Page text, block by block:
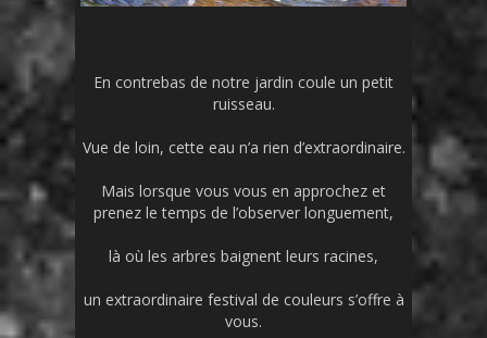
En contrebas de notre jardin coule un petit
ruisseau.
Vue de loin, cette eau n’a rien d’extraordinaire.
Mais lorsque vous vous en approchez et
prenez le temps de l’observer longuement,
là où les arbres baignent leurs racines,
un extraordinaire festival de couleurs s’offre à
vous.